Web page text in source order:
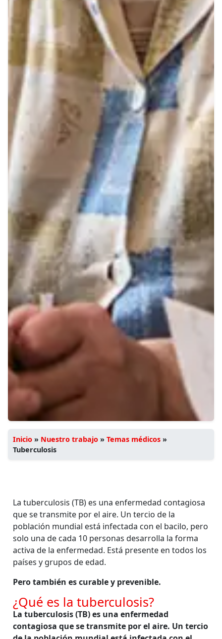
Inicio » Nuestro trabajo » Temas médicos »
Tuberculosis
La tuberculosis (TB) es una enfermedad contagiosa
que se transmite por el aire. Un tercio de la
población mundial está infectada con el bacilo, pero
solo una de cada 10 personas desarrolla la forma
activa de la enfermedad. Está presente en todos los
países y grupos de edad.
Pero también es curable y prevenible.
¿Qué es la tuberculosis?
La tuberculosis (TB) es una enfermedad
contagiosa que se transmite por el aire. Un tercio